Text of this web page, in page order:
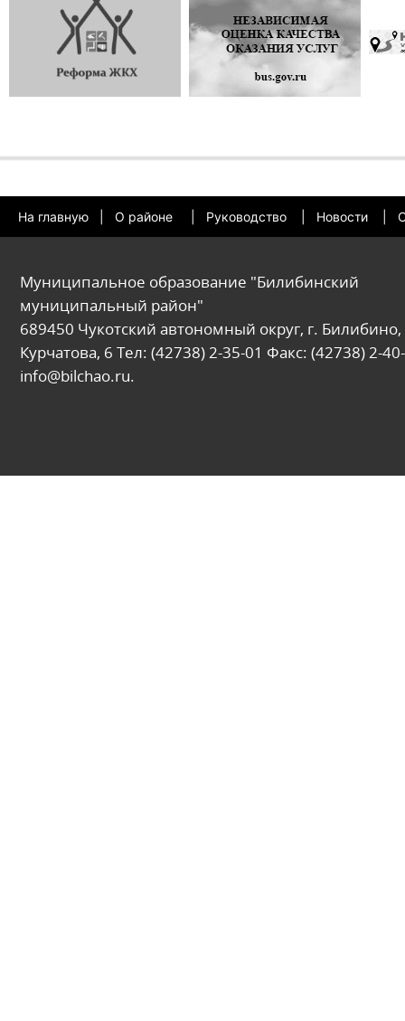
На главную О районе Руководство Новости
Муниципальное образование "Билибинский
муниципальный район"
689450 Чукотский автономный округ, г. Билибино,
Курчатова, 6 Тел: (42738) 2-35-01 Факс: (42738) 2-
info@bilchao.ru.